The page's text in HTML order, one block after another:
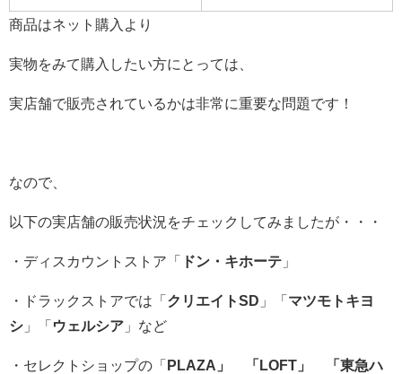
商品はネット購入より
実物をみて購入したい方にとっては、
実店舗で販売されているかは非常に重要な問題です！
なので、
以下の実店舗の販売状況をチェックしてみましたが・・・
・ディスカウントストア「 ドン・キホーテ 」
・ドラックストアでは「 クリエイトSD 」「 マツモトキヨ
シ 」「 ウェルシア 」など
・セレクトショップの「 PLAZA」 「LOFT」 「東急ハ